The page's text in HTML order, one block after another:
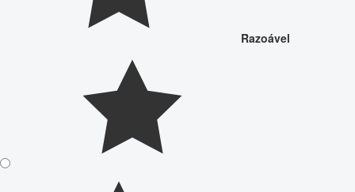
Razoável